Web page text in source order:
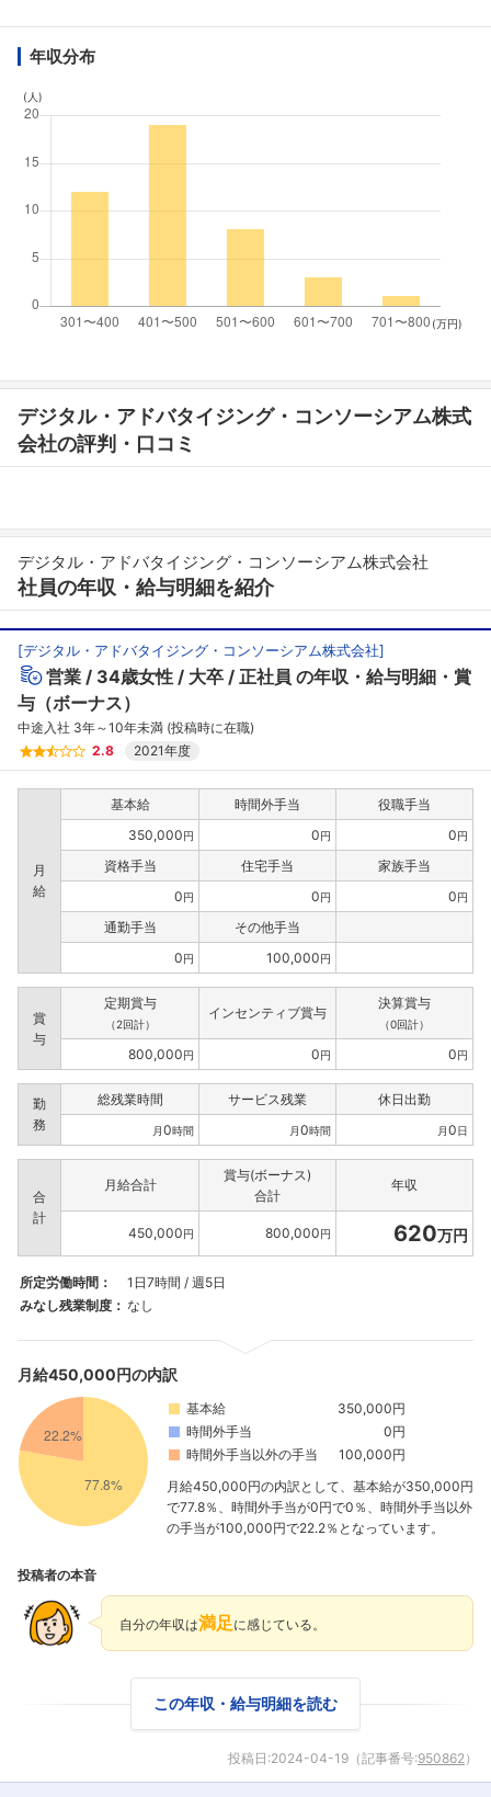
フォローしました
こちらの企業もフォローしませんか？
年収分布
(人)
(万円)
デジタル・アドバタイジング・コンソーシアム株式
会社の評判・口コミ
デジタル・アドバタイジング・コンソーシアム株式会社
社員の年収・給与明細を紹介
[デジタル・アドバタイジング・コンソーシアム株式会社]
営業 34歳女性 大卒 正社員 の年収・給与明細・賞
与（ボーナス）
中途入社 3年～10年未満 (投稿時に在職)
2.8
2021年度
月
給
基本給 時間外手当
役職手当
350,000円 0円 0円
資格手当 住宅手当
家族手当
0円 0円 0円
通勤手当
その他手当
0円 100,000円
賞
与
定期賞与
（2回計）
インセンティブ賞与
決算賞与
（0回計）
800,000円 0円 0円
勤
務
総残業時間 サービス残業 休日出勤
月0時間 月0時間 月0日
合
計
月給合計
賞与(ボーナス)
合計
年収
450,000円 800,000円 620万円
所定労働時間：
1日7時間 / 週5日
みなし残業制度： なし
月給450,000円の内訳
基本給
350,000円
時間外手当
0円
時間外手当以外の手当
100,000円
月給450,000円の内訳として、基本給が350,000円
で77.8％、時間外手当が0円で0％、時間外手当以外
の手当が100,000円で22.2％となっています。
投稿者の本音
自分の年収は満足 に感じている。
この年収・給与明細を読む
投稿日:2024-04-19 （記事番号:950862）